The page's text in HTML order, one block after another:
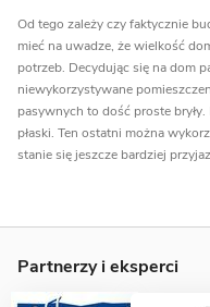
Od tego zależy czy faktycznie
mieć na uwadze, że wielkość
potrzeb. Decydując się na dom
niewykorzystywane
pasywnych to dość proste
płaski. Ten ostatni można
stanie się jeszcze bardziej
Partnerzy i eksperci